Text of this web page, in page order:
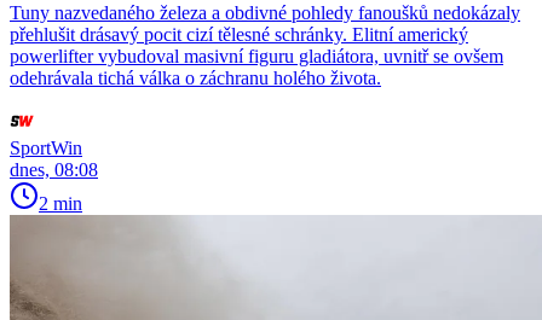
Tuny nazvedaného železa a obdivné pohledy fanoušků nedokázaly
přehlušit drásavý pocit cizí tělesné schránky. Elitní americký
powerlifter vybudoval masivní figuru gladiátora, uvnitř se ovšem
odehrávala tichá válka o záchranu holého života.
SportWin
dnes, 08:08
2 min